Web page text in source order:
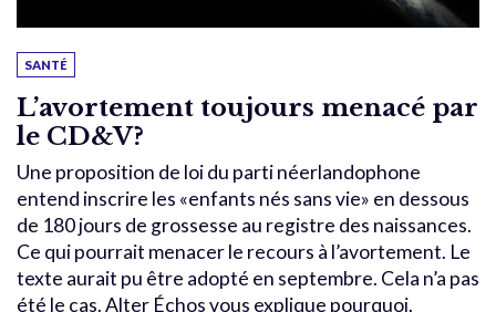
SANTÉ
L’avortement toujours menacé par
le CD&V?
Une proposition de loi du parti néerlandophone
entend inscrire les «enfants nés sans vie» en dessous
de 180 jours de grossesse au registre des naissances.
Ce qui pourrait menacer le recours à l’avortement. Le
texte aurait pu être adopté en septembre. Cela n’a pas
été le cas. Alter Échos vous explique pourquoi.